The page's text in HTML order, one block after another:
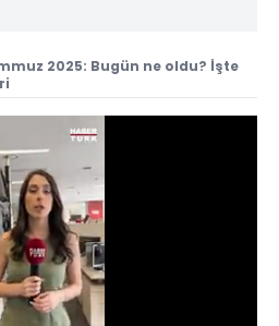
2025: Bugün ne oldu? İşte